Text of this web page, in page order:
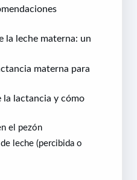
la leche materna: un
materna para
la lactancia y cómo
el pezón
leche (percibida o